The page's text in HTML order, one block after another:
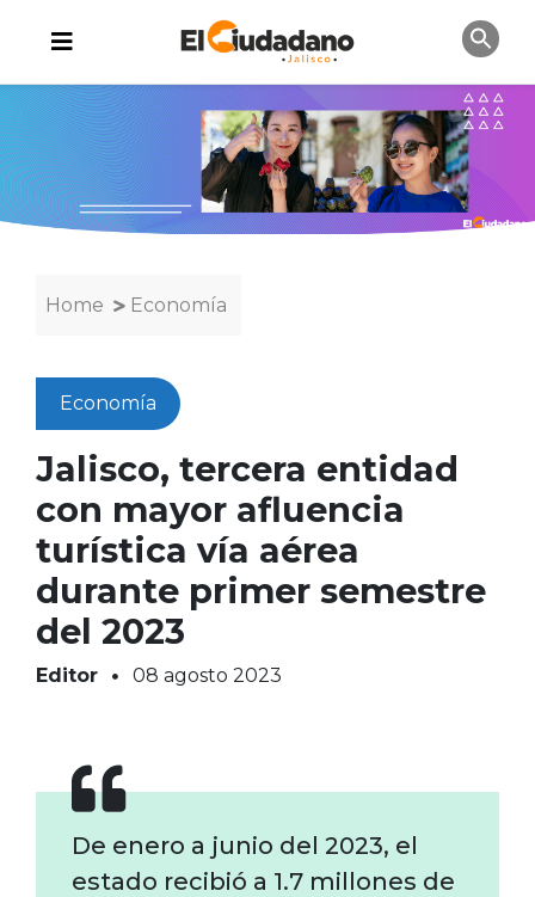
Home Economía
Economía
Jalisco, tercera entidad
con mayor afluencia
turística vía aérea
durante primer semestre
del 2023
Editor 08 agosto 2023
De enero a junio del 2023, el
estado recibió a 1.7 millones de